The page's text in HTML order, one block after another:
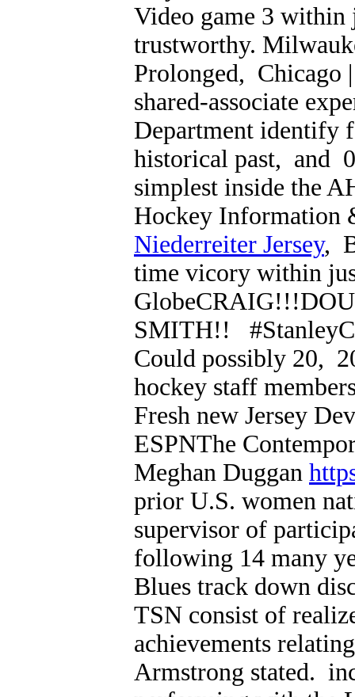
Video game 3 within
trustworthy.
Prolonged, Chicago
shared-associate
Department identify
historical past, and
simplest inside the
Hockey Information
Niederreiter Jersey,
time vicory within
SMITH!!
Could possibly 20,
hockey staff
Fresh new Jersey
ESPNThe
Meghan Duggan
prior U.S. women
supervisor of
following 14 many
Blues track down
TSN consist of
achievements
Armstrong stated.